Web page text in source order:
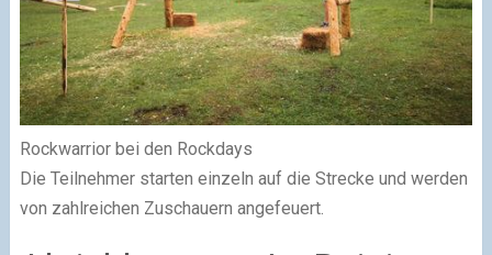
Rockwarrior bei den Rockdays
Die Teilnehmer starten einzeln auf die Strecke und werden
von zahlreichen Zuschauern angefeuert.